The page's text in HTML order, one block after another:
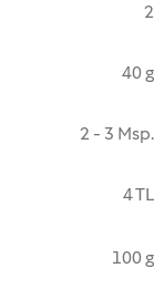
2
40 g
2 - 3 Msp.
4 TL
100 g